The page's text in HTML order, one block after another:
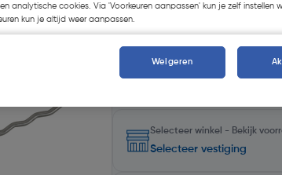
Kies productvariant(3)
Selecteer winkel - Bekijk
Selecteer vestiging
analytische cookies. Via 'Voorkeuren aanpassen' kun je zelf instellen
kun je altijd weer aanpassen.
Weigeren